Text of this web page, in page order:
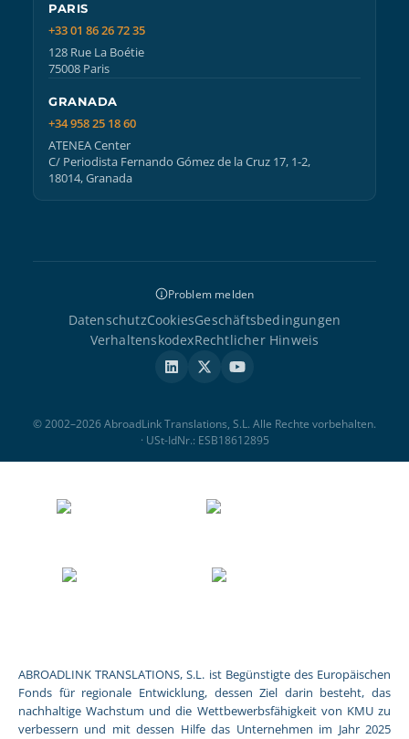
PARIS
+33 01 86 26 72 35
128 Rue La Boétie
75008 Paris
GRANADA
+34 958 25 18 60
ATENEA Center
C/ Periodista Fernando Gómez de la Cruz 17, 1-2,
18014, Granada
Problem melden
DatenschutzCookiesGeschäftsbedingungen
VerhaltenskodexRechtlicher Hinweis
© 2002–2026 AbroadLink Translations, S.L. Alle Rechte vorbehalten.
· USt-IdNr.: ESB18612895
ABROADLINK TRANSLATIONS, S.L. ist Begünstigte des Europäischen
Fonds für regionale Entwicklung, dessen Ziel darin besteht, das
nachhaltige Wachstum und die Wettbewerbsfähigkeit von KMU zu
verbessern und mit dessen Hilfe das Unternehmen im Jahr 2025